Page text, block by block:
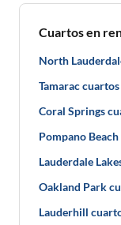
Cuartos en
North
Tamarac
Coral Springs
Pompano
Lauderdale
Oakland Park
Lauderhill